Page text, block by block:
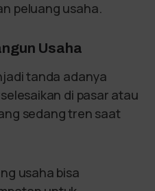
peluang usaha.
Usaha
tanda adanya
di pasar atau
sedang tren saat
usaha bisa